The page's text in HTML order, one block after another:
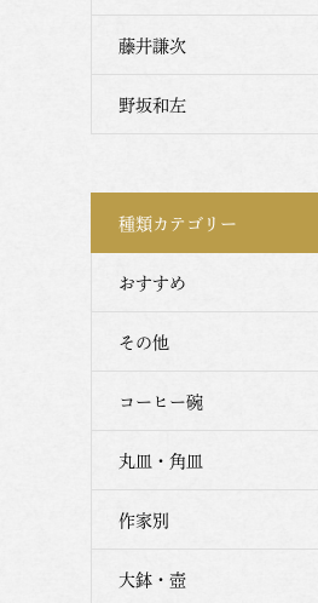
藤井謙次
野坂和左
種類カテゴリー
おすすめ
その他
コーヒー碗
丸皿・角皿
作家別
大鉢・壺